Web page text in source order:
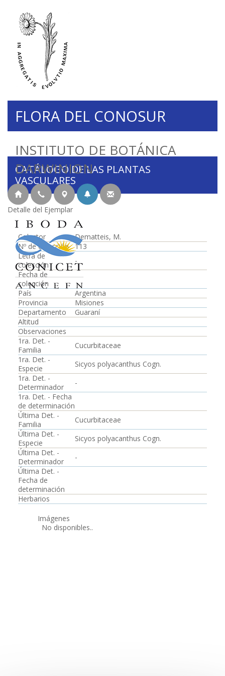
INSTITUTO DE BOTÁNICA
DARWINION
FLORA DEL CONOSUR
CATÁLOGO DE LAS PLANTAS
VASCULARES
Detalle del Ejemplar
Colector
Dematteis, M.
Nº de colección
113
Letra de
colección
-
Fecha de
colección
País
Argentina
Provincia
Misiones
Departamento
Guaraní
Altitud
Observaciones
1ra. Det. -
Familia
Cucurbitaceae
1ra. Det. -
Especie
Sicyos polyacanthus Cogn.
1ra. Det. -
Determinador
-
1ra. Det. - Fecha
de determinación
Última Det. -
Familia
Cucurbitaceae
Última Det. -
Especie
Sicyos polyacanthus Cogn.
Última Det. -
Determinador
-
Última Det. -
Fecha de
determinación
Herbarios
Imágenes
No disponibles..